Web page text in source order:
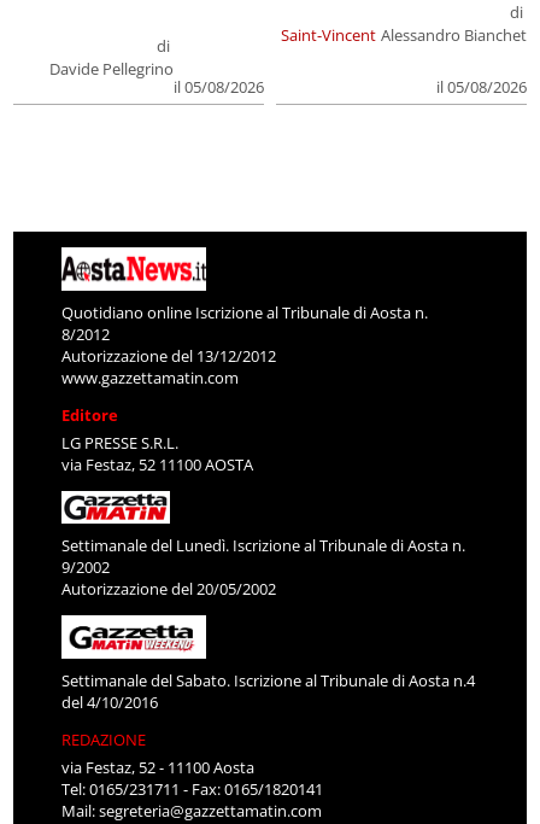
di
Davide Pellegrino
il 05/08/2026
Saint-Vincent
di
Alessandro Bianchet
il 05/08/2026
Quotidiano online Iscrizione al Tribunale di Aosta n.
8/2012
Autorizzazione del 13/12/2012
www.gazzettamatin.com
Editore
LG PRESSE S.R.L.
via Festaz, 52 11100 AOSTA
Settimanale del Lunedì. Iscrizione al Tribunale di Aosta n.
9/2002
Autorizzazione del 20/05/2002
Settimanale del Sabato. Iscrizione al Tribunale di Aosta n.4
del 4/10/2016
REDAZIONE
via Festaz, 52 - 11100 Aosta
Tel: 0165/231711 - Fax: 0165/1820141
Mail:segreteria@gazzettamatin.com